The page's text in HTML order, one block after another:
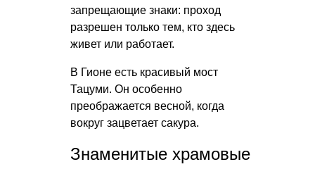
запрещающие знаки: проход
разрешен только тем, кто здесь
живет или работает.
В Гионе есть красивый мост
Тацуми. Он особенно
преображается весной, когда
вокруг зацветает сакура.
Знаменитые храмовые